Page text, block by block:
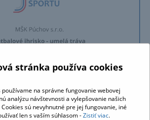
stránka používa cookies
používame na správne fungovanie webovej
analýzu návštevnosti a vylepšovanie našich
sú nevyhnutné pre jej fungovanie, iné
len s vaším súhlasom -Zistiť viac.